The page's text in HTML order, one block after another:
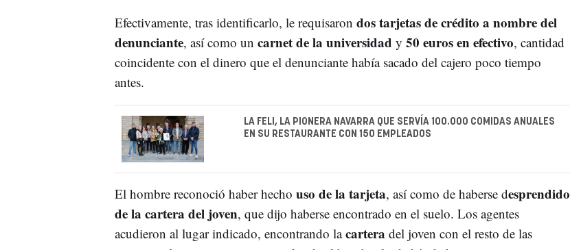
Efectivamente, tras identificarlo, le requisaron dos tarjetas de crédito a nombre del
denunciante, así como un carnet de la universidad y 50 euros en efectivo, cantidad
coincidente con el dinero que el denunciante había sacado del cajero poco tiempo
antes.
LA FELI, LA PIONERA NAVARRA QUE SERVÍA 100.000 COMIDAS ANUALES
EN SU RESTAURANTE CON 150 EMPLEADOS
El hombre reconoció haber hecho uso de la tarjeta, así como de haberse desprendido
de la cartera del joven, que dijo haberse encontrado en el suelo. Los agentes
acudieron al lugar indicado, encontrando lacartera del joven con el resto de las